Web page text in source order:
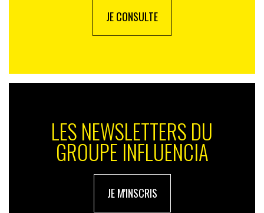
JE CONSULTE
LES NEWSLETTERS DU
GROUPE INFLUENCIA
JE M'INSCRIS